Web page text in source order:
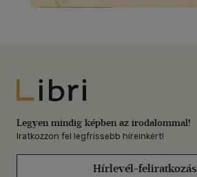
Libri
Legyen mindig képben az irodalommal!
Iratkozzon fel legfrissebb híreinkért!
Hírlevél-feliratkozás